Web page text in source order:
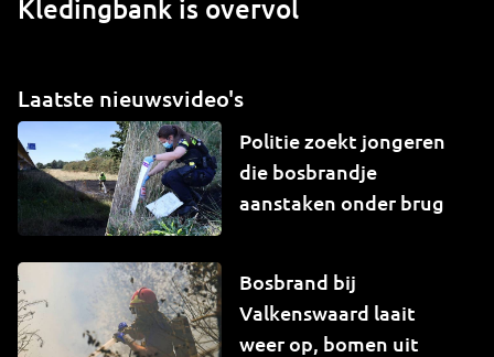
Kledingbank is overvol
Laatste nieuwsvideo's
Politie zoekt jongeren
die bosbrandje
aanstaken onder brug
Bosbrand bij
Valkenswaard laait
weer op, bomen uit